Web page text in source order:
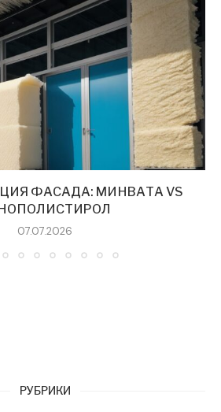
ФАСАДА: МИНВАТА VS
07.07.2026
РУБРИКИ